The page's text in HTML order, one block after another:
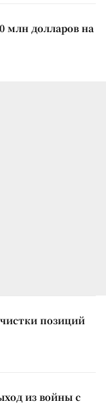
млн долларов на
позиций
из войны с